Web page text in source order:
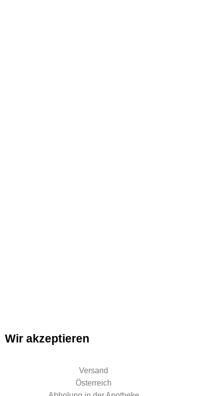
Wir akzeptieren
Versand
Österreich